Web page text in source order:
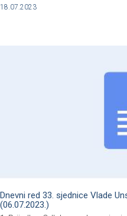
18.07.2023
Dnevni red 33. sjednice Vlade
(06.07.2023.)